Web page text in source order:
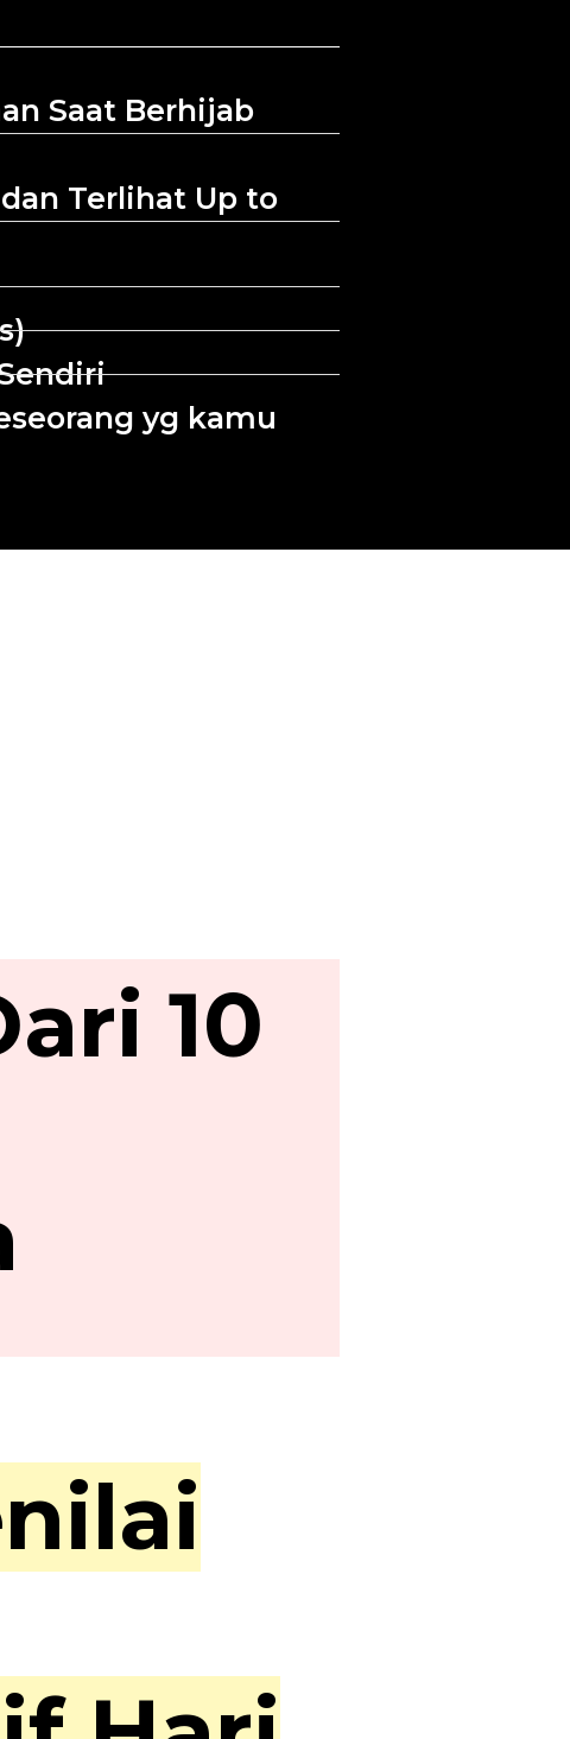
Saat Berhijab
Terlihat Up to
yg kamu
10